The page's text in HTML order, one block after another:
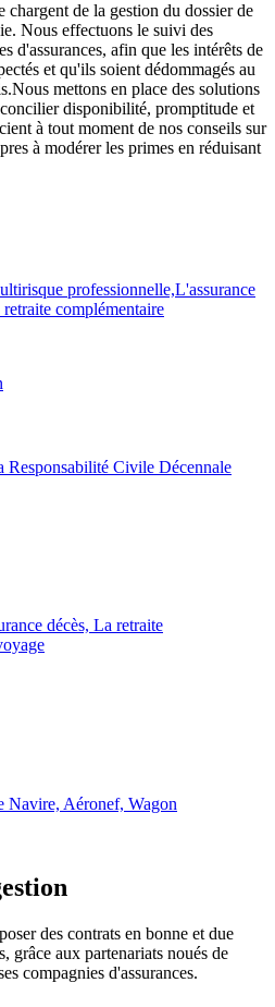
chargent de la gestion du dossier de
Nous effectuons le suivi des
d'assurances, afin que les intérêts de
et qu'ils soient dédommagés au
mettons en place des solutions
disponibilité, promptitude et
à tout moment de nos conseils sur
à modérer les primes en réduisant
professionnelle,L'assurance
complémentaire
Responsabilité Civile Décennale
décès, La retraite
Navire, Aéronef, Wagon
des contrats en bonne et due
grâce aux partenariats noués de
compagnies d'assurances.